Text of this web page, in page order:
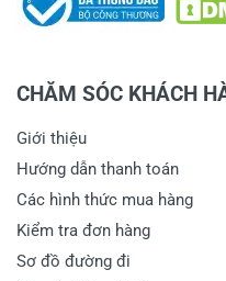
CHĂM SÓC KHÁCH
Giới thiệu
Hướng dẫn thanh toán
Các hình thức mua hàng
Kiểm tra đơn hàng
Sơ đồ đường đi